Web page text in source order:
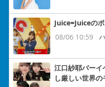
Juice=Juiceの
08/06 10:59
江口紗耶バーイ
し厳しい世界